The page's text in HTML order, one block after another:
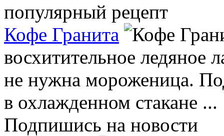
популярный рецепт
Кофе Гранита
восхитительное ледяное
не нужна мороженица.
в охлажденном стакане ...
Подпишись на новости